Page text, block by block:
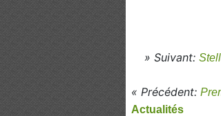
» Suivant:
« Précédent:
Actualités